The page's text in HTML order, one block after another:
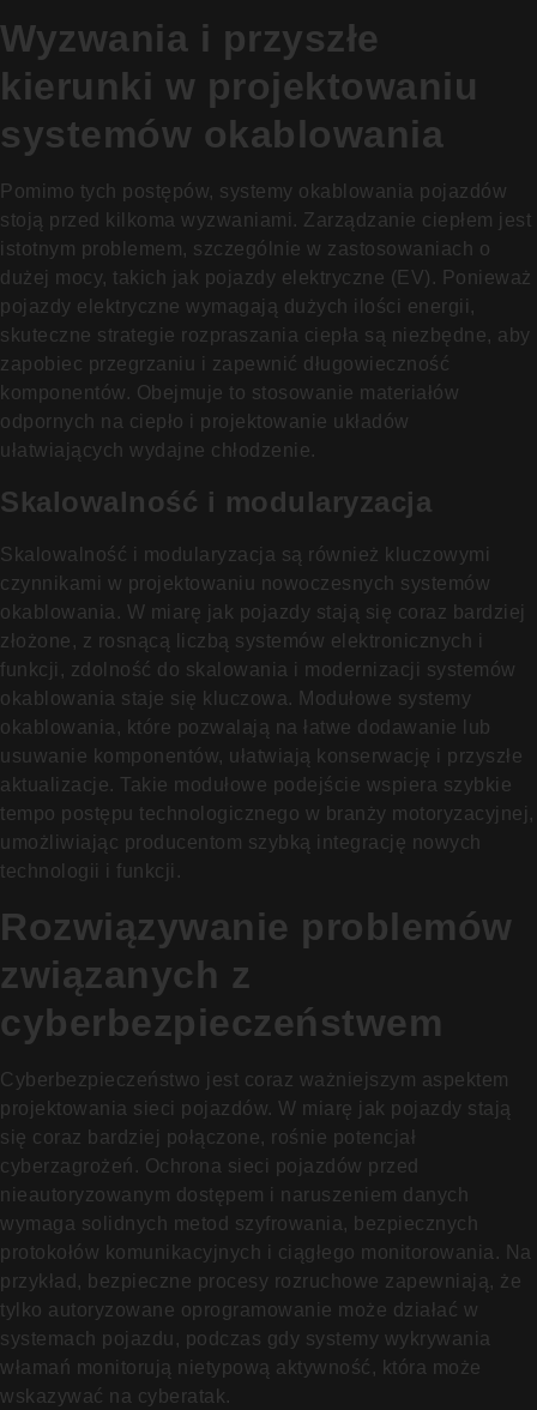
Wyzwania i przyszłe
kierunki w projektowaniu
systemów okablowania
Pomimo tych postępów, systemy okablowania pojazdów
stoją przed kilkoma wyzwaniami. Zarządzanie ciepłem jest
istotnym problemem, szczególnie w zastosowaniach o
dużej mocy, takich jak pojazdy elektryczne (EV). Ponieważ
pojazdy elektryczne wymagają dużych ilości energii,
skuteczne strategie rozpraszania ciepła są niezbędne, aby
zapobiec przegrzaniu i zapewnić długowieczność
komponentów. Obejmuje to stosowanie materiałów
odpornych na ciepło i projektowanie układów
ułatwiających wydajne chłodzenie.
Skalowalność i modularyzacja
Skalowalność i modularyzacja są również kluczowymi
czynnikami w projektowaniu nowoczesnych systemów
okablowania. W miarę jak pojazdy stają się coraz bardziej
złożone, z rosnącą liczbą systemów elektronicznych i
funkcji, zdolność do skalowania i modernizacji systemów
okablowania staje się kluczowa. Modułowe systemy
okablowania, które pozwalają na łatwe dodawanie lub
usuwanie komponentów, ułatwiają konserwację i przyszłe
aktualizacje. Takie modułowe podejście wspiera szybkie
tempo postępu technologicznego w branży motoryzacyjnej,
umożliwiając producentom szybką integrację nowych
technologii i funkcji.
Rozwiązywanie problemów
związanych z
cyberbezpieczeństwem
Cyberbezpieczeństwo jest coraz ważniejszym aspektem
projektowania sieci pojazdów. W miarę jak pojazdy stają
się coraz bardziej połączone, rośnie potencjał
cyberzagrożeń. Ochrona sieci pojazdów przed
nieautoryzowanym dostępem i naruszeniem danych
wymaga solidnych metod szyfrowania, bezpiecznych
protokołów komunikacyjnych i ciągłego monitorowania. Na
przykład, bezpieczne procesy rozruchowe zapewniają, że
tylko autoryzowane oprogramowanie może działać w
systemach pojazdu, podczas gdy systemy wykrywania
włamań monitorują nietypową aktywność, która może
wskazywać na cyberatak.